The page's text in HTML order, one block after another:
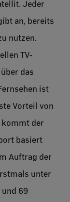
Jeder
an, bereits
nutzen.
TV-
das
ist
Vorteil von
kommt der
basiert
Auftrag der
unter
69